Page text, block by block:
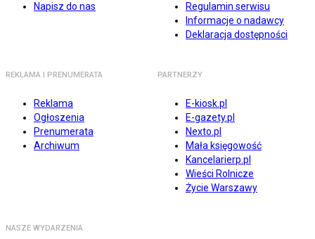
Napisz do nas
Regulamin serwisu
Informacje o nadawcy
Deklaracja dostępności
REKLAMA I PRENUMERATA
Reklama
Ogłoszenia
Prenumerata
Archiwum
PARTNERZY
E-kiosk.pl
E-gazety.pl
Nexto.pl
Mała księgowość
Kancelarierp.pl
Wieści Rolnicze
Życie Warszawy
NASZE WYDARZENIA